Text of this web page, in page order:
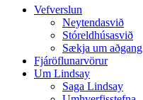
Vefverslun
Neytendasvið
Stóreldhúsasvið
Sækja um aðgang
Fjáröflunarvörur
Um Lindsay
Saga Lindsay